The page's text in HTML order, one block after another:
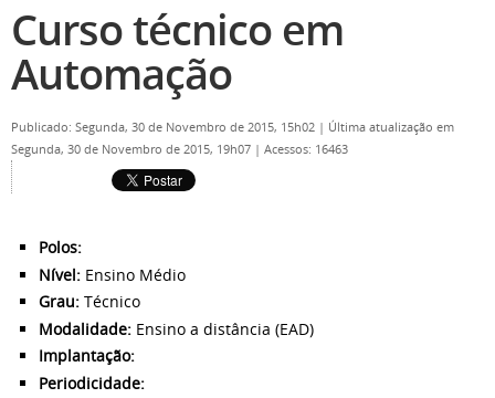
Curso técnico em
Automação
Publicado: Segunda, 30 de Novembro de 2015, 15h02 | Última atualização em
Segunda, 30 de Novembro de 2015, 19h07 | Acessos: 16463
Polos:
Nível: Ensino Médio
Grau: Técnico
Modalidade: Ensino a distância (EAD)
Implantação:
Periodicidade: